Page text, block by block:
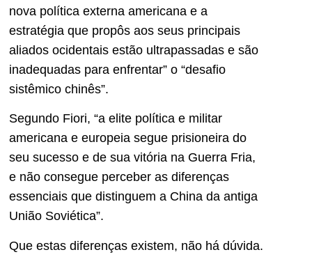
nova política externa americana e a
estratégia que propôs aos seus principais
aliados ocidentais estão ultrapassadas e são
inadequadas para enfrentar” o “desafio
sistêmico chinês”.
Segundo Fiori, “a elite política e militar
americana e europeia segue prisioneira do
seu sucesso e de sua vitória na Guerra Fria,
e não consegue perceber as diferenças
essenciais que distinguem a China da antiga
União Soviética”.
Que estas diferenças existem, não há dúvida.